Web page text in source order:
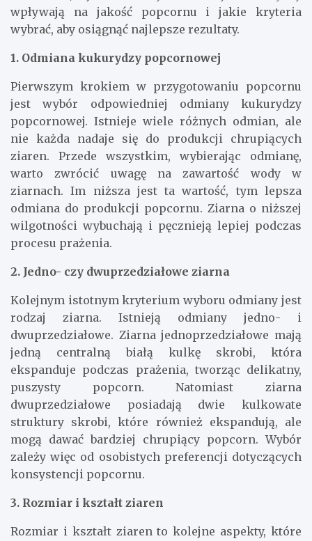
wpływają na jakość popcornu i jakie kryteria
wybrać, aby osiągnąć najlepsze rezultaty.
1. Odmiana kukurydzy popcornowej
Pierwszym krokiem w przygotowaniu popcornu
jest wybór odpowiedniej odmiany kukurydzy
popcornowej. Istnieje wiele różnych odmian, ale
nie każda nadaje się do produkcji chrupiących
ziaren. Przede wszystkim, wybierając odmianę,
warto zwrócić uwagę na zawartość wody w
ziarnach. Im niższa jest ta wartość, tym lepsza
odmiana do produkcji popcornu. Ziarna o niższej
wilgotności wybuchają i pęcznieją lepiej podczas
procesu prażenia.
2. Jedno- czy dwuprzedziałowe ziarna
Kolejnym istotnym kryterium wyboru odmiany jest
rodzaj ziarna. Istnieją odmiany jedno- i
dwuprzedziałowe. Ziarna jednoprzedziałowe mają
jedną centralną białą kulkę skrobi, która
ekspanduje podczas prażenia, tworząc delikatny,
puszysty popcorn. Natomiast ziarna
dwuprzedziałowe posiadają dwie kulkowate
struktury skrobi, które również ekspandują, ale
mogą dawać bardziej chrupiący popcorn. Wybór
zależy więc od osobistych preferencji dotyczących
konsystencji popcornu.
3. Rozmiar i kształt ziaren
Rozmiar i kształt ziaren to kolejne aspekty, które